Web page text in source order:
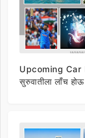
Upcoming Car
सुरुवातीला लाँच